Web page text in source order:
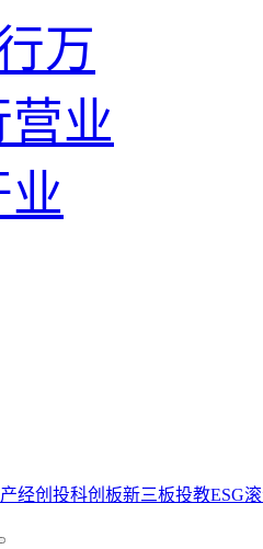
产经创投科创板新三板投教ESG